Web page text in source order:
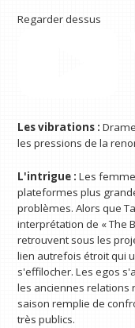
Regarder dessus
Les vibrations :
les pressions de la
L'intrigue : Les
plateformes plus
problèmes. Alors que
interprétation de « The
retrouvent sous les
lien autrefois étroit qui
s'effilocher. Les egos
les anciennes relations
saison remplie de
très publics.